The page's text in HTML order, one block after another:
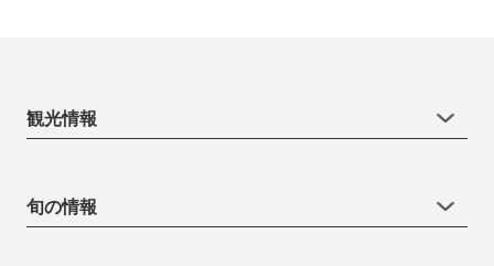
観光情報
旬の情報